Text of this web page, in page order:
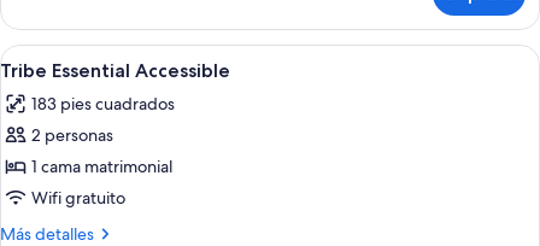
Extra
Abrir
todas
las
fotos
de
Tribe
Essential
Habitación de hotel con una cama
13
Tribe Essential Accessible
183 pies cuadrados
2 personas
1 cama matrimonial
Wifi gratuito
Más detalles
Más